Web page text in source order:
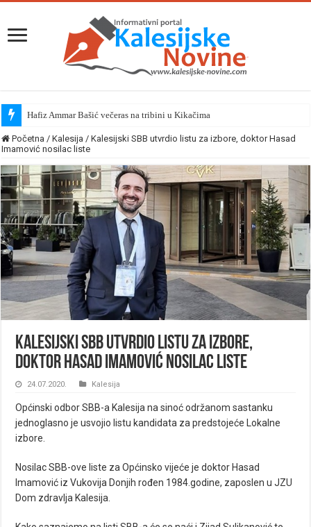
Hafiz Ammar Bašić večeras na tribini u Kikačima
Početna / Kalesija / Kalesijski SBB utvrdio listu za izbore, doktor Hasad
Imamović nosilac liste
Kalesijski SBB utvrdio listu za izbore,
doktor Hasad Imamović nosilac liste
24.07.2020. Kalesija
Općinski odbor SBB-a Kalesija na sinoć održanom sastanku
jednoglasno je usvojio listu kandidata za predstojeće Lokalne
izbore.
Nosilac SBB-ove liste za Općinsko vijeće je doktor Hasad
Imamović iz Vukovija Donjih rođen 1984.godine, zaposlen u JZU
Dom zdravlja Kalesija.